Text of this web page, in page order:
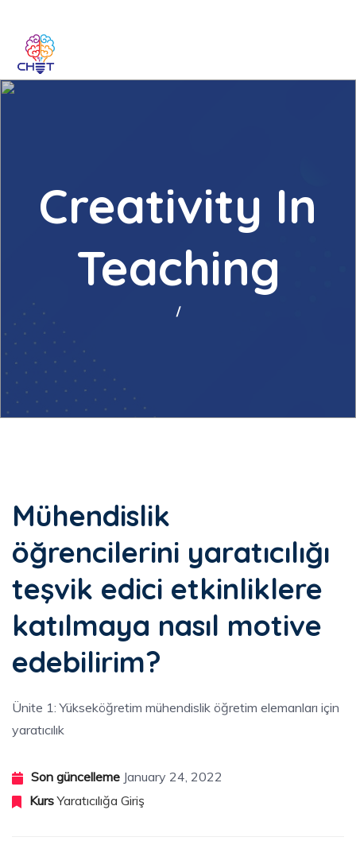
Yaratıcılığa Giriş
Öğretimde Yaratıcılık ve Teknoloji
Yaratıcı Teknikler Araç Seti
Creativity In
Teaching
/
Mühendislik
öğrencilerini yaratıcılığı
teşvik edici etkinliklere
katılmaya nasıl motive
edebilirim?
Ünite 1: Yükseköğretim mühendislik öğretim elemanları için
yaratıcılık
Son güncelleme January 24, 2022
Kurs Yaratıcılığa Giriş